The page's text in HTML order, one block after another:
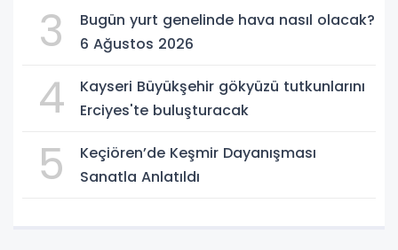
3
Bugün yurt genelinde hava nasıl olacak?
6 Ağustos 2026
4
Kayseri Büyükşehir gökyüzü tutkunlarını
Erciyes'te buluşturacak
5
Keçiören’de Keşmir Dayanışması
Sanatla Anlatıldı